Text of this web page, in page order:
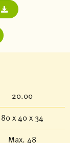
20.00
80 x 40 x 34
Max. 48